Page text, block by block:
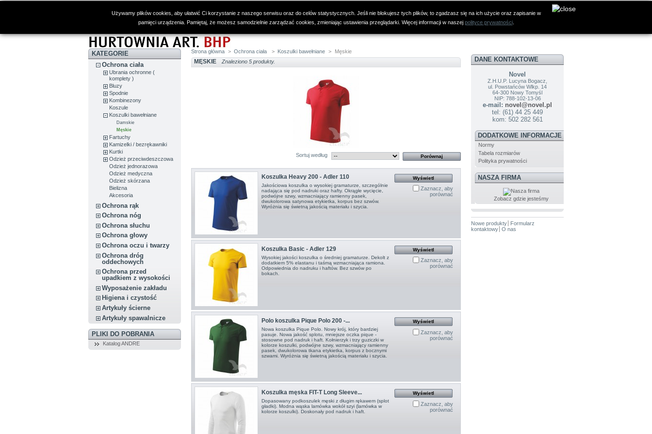
Używamy plików cookies, aby ułatwić Ci korzystanie z naszego serwisu oraz do celów statystycznych. Jeśli nie blokujesz tych plików, to zgadzasz się na ich użycie oraz zapisanie w
pamięci urządzenia. Pamiętaj, że możesz samodzielnie zarządzać cookies, zmieniając ustawienia przeglądarki. Więcej informacji w naszej polityce prywatności.
KATEGORIE
Ochrona ciała
Ubrania ochronne (
komplety )
Bluzy
Spodnie
Kombinezony
Koszule
Koszulki bawełniane
Damskie
Męskie
Fartuchy
Kamizelki / bezrękawniki
Kurtki
Odzież przeciwdeszczowa
Odzież jednorazowa
Odzież medyczna
Odzież skórzana
Bielizna
Akcesoria
Ochrona rąk
Ochrona nóg
Ochrona słuchu
Ochrona głowy
Ochrona oczu i twarzy
Ochrona dróg
oddechowych
Ochrona przed
upadkiem z wysokości
Wyposażenie zakładu
Higiena i czystość
Artykuły ścierne
Artykuły spawalnicze
PLIKI DO POBRANIA
Katalog ANDRE
Strona główna > Ochrona ciała > Koszulki bawełniane > Męskie
MĘSKIE Znaleziono 5 produkty.
Sortuj według
Koszulka Heavy 200 - Adler 110
Jakościowa koszulka o wysokiej gramaturze, szczególnie
nadająca się pod nadruki oraz hafty. Okrągłe wycięcie,
podwójne szwy, wzmacniający ramienny pasek,
dwukolorowa satynowa etykietka, korpus bez szwów.
Wyróżnia się świetną jakością materiału i szycia.
Wyświetl
Zaznacz, aby
porównać
Koszulka Basic - Adler 129
Wysokiej jakości koszulka o średniej gramaturze. Dekolt z
dodatkiem 5% elastanu i taśmą wzmacniająca ramiona.
Odpowiednia do nadruku i haftów. Bez szwów po
bokach.
Wyświetl
Zaznacz, aby
porównać
Polo koszulka Pique Polo 200 -...
Nowa koszulka Pique Polo. Nowy krój, który bardziej
pasuje. Nowa jakość splotu, mniejsze oczka pique -
stosowne pod nadruk i haft. Kołnierzyk i trzy guziczki w
kolorze koszulki, podwójne szwy, wzmacniający ramienny
pasek, dwukolorowa tkana etykietka, korpus z bocznymi
szwami. Wyróżnia się świetną jakością materiału i szycia.
Wyświetl
Zaznacz, aby
porównać
Koszulka męska FIT-T Long Sleeve...
Dopasowany podkoszulek męski z długim rękawem (splot
gładki). Modna wąska lamówka wokół szyi (lamówka w
kolorze koszulki). Doskonały pod nadruk i haft.
Wyświetl
Zaznacz, aby
porównać
DANE KONTAKTOWE
Novel
Z.H.U.P. Lucyna Bogacz,
ul. Powstańców Wlkp. 14
64-300 Nowy Tomyśl
NIP: 788-102-13-06
e-mail: novel@novel.pl
tel: (61) 44 25 449
kom: 502 282 561
DODATKOWE INFORMACJE
Normy
Tabela rozmiarów
Polityka prywatności
NASZA FIRMA
Zobacz gdzie jesteśmy
Nowe produkty
Formularz
kontaktowy O nas